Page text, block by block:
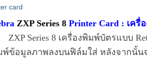
card
ZXP Series 8 Printer Card : เค
Series 8 เครื่องพิมพ์บัตรแบบ
พ์ข้อมูลภาพลงบนฟิล์มใส่ หลังจากนั้น